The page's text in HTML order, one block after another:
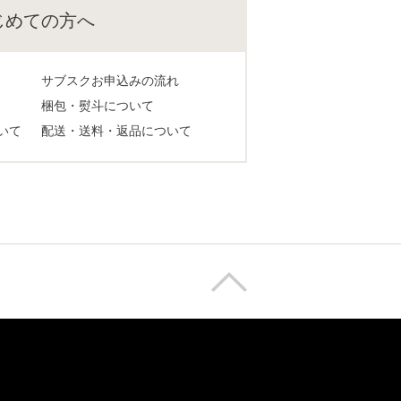
めての方へ
サブスクお申込みの流れ
梱包・熨斗について
て
配送・送料・返品について